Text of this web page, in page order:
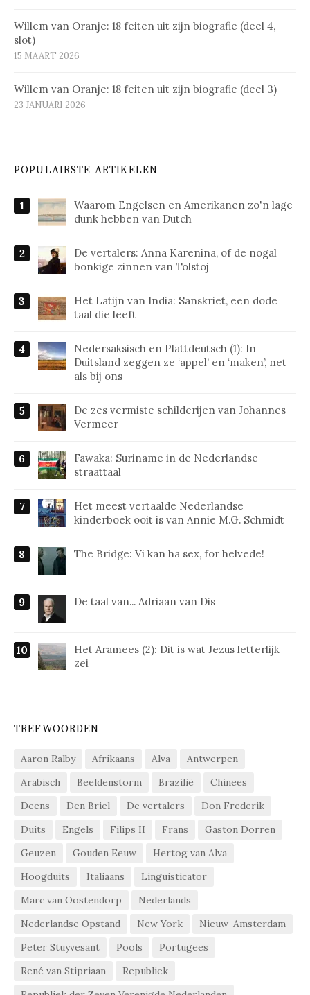
Willem van Oranje: 18 feiten uit zijn biografie (deel 4,
slot)
15 MAART 2026
Willem van Oranje: 18 feiten uit zijn biografie (deel 3)
23 JANUARI 2026
POPULAIRSTE ARTIKELEN
Waarom Engelsen en Amerikanen zo'n lage
dunk hebben van Dutch
De vertalers: Anna Karenina, of de nogal
bonkige zinnen van Tolstoj
Het Latijn van India: Sanskriet, een dode
taal die leeft
Nedersaksisch en Plattdeutsch (1): In
Duitsland zeggen ze ‘appel’ en ‘maken’, net
als bij ons
De zes vermiste schilderijen van Johannes
Vermeer
Fawaka: Suriname in de Nederlandse
straattaal
Het meest vertaalde Nederlandse
kinderboek ooit is van Annie M.G. Schmidt
The Bridge: Vi kan ha sex, for helvede!
De taal van... Adriaan van Dis
Het Aramees (2): Dit is wat Jezus letterlijk
zei
TREFWOORDEN
Aaron Ralby Afrikaans Alva
Antwerpen
Arabisch
Beeldenstorm Brazilië
Chinees
Deens
Den Briel De vertalers
Don Frederik
Duits
Engels Filips II Frans
Gaston Dorren
Geuzen
Gouden Eeuw
Hertog van Alva
Hoogduits
Italiaans
Linguisticator
Marc van Oostendorp
Nederlands
Nederlandse Opstand
New York
Nieuw-Amsterdam
Peter Stuyvesant
Pools
Portugees
René van Stipriaan
Republiek